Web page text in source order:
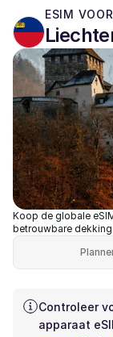
ESIM VOOR
Koop de globale
betrouwbare
Controleer
apparaat